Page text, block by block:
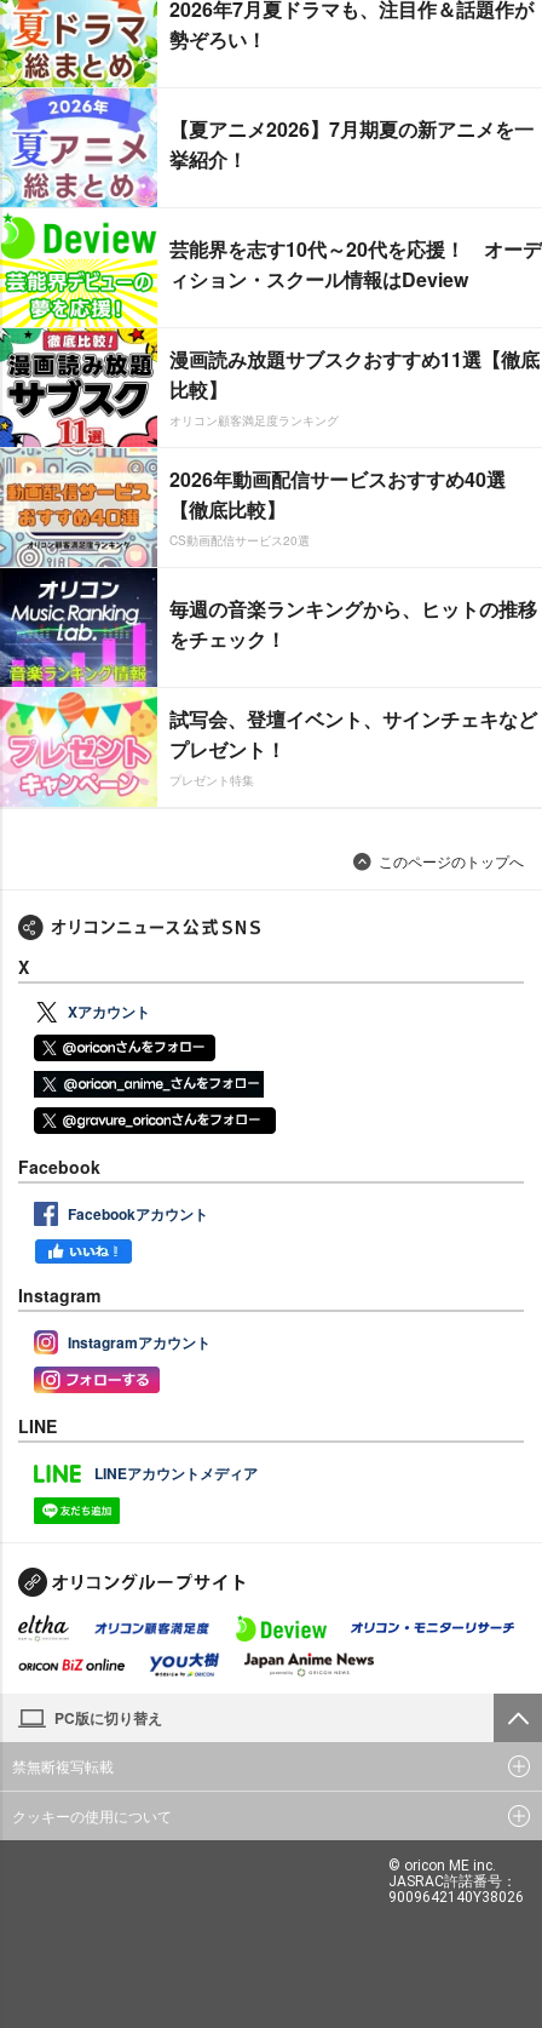
2026年7月夏ドラマも、注目作＆話題作が
勢ぞろい！
【夏アニメ2026】7月期夏の新アニメを一
挙紹介！
芸能界を志す10代～20代を応援！ オーデ
ィション・スクール情報はDeview
漫画読み放題サブスクおすすめ11選【徹底
比較】
オリコン顧客満足度ランキング
2026年動画配信サービスおすすめ40選
【徹底比較】
CS動画配信サービス20選
毎週の音楽ランキングから、ヒットの推移
をチェック！
試写会、登壇イベント、サインチェキなど
プレゼント！
プレゼント特集
このページのトップへ
X
Xアカウント
Facebook
Facebookアカウント
Instagram
Instagramアカウント
LINE
LINEアカウントメディア
PC版に切り替え
禁無断複写転載
クッキーの使用について
© oricon ME inc.
JASRAC許諾番号：
9009642140Y38026